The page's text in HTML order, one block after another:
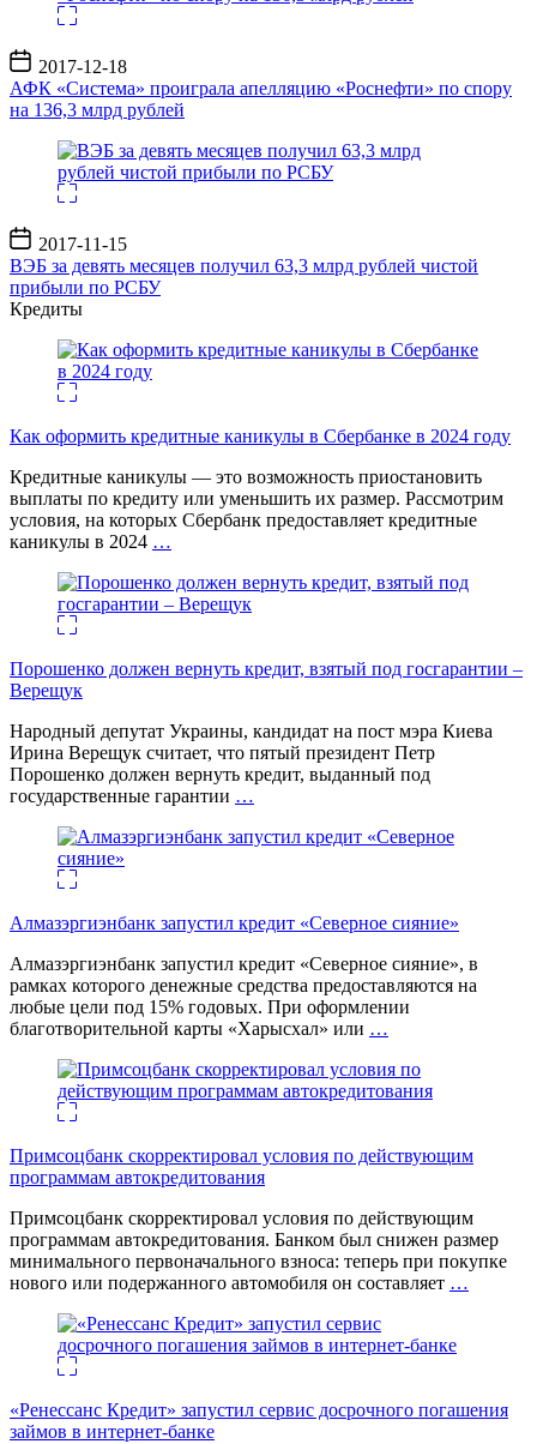
Дата
записи
2017-12-18
АФК «Система» проиграла апелляцию «Роснефти» по спору
на 136,3 млрд рублей
Дата
записи
2017-11-15
ВЭБ за девять месяцев получил 63,3 млрд рублей чистой
прибыли по РСБУ
Кредиты
Как оформить кредитные каникулы в Сбербанке в 2024 году
Кредитные каникулы — это возможность приостановить
выплаты по кредиту или уменьшить их размер. Рассмотрим
условия, на которых Сбербанк предоставляет кредитные
каникулы в 2024 …
Порошенко должен вернуть кредит, взятый под госгарантии –
Верещук
Народный депутат Украины, кандидат на пост мэра Киева
Ирина Верещук считает, что пятый президент Петр
Порошенко должен вернуть кредит, выданный под
государственные гарантии …
Алмазэргиэнбанк запустил кредит «Северное сияние»
Алмазэргиэнбанк запустил кредит «Северное сияние», в
рамках которого денежные средства предоставляются на
любые цели под 15% годовых. При оформлении
благотворительной карты «Харысхал» или …
Примсоцбанк скорректировал условия по действующим
программам автокредитования
Примсоцбанк скорректировал условия по действующим
программам автокредитования. Банком был снижен размер
минимального первоначального взноса: теперь при покупке
нового или подержанного автомобиля он составляет …
«Ренессанс Кредит» запустил сервис досрочного погашения
займов в интернет-банке